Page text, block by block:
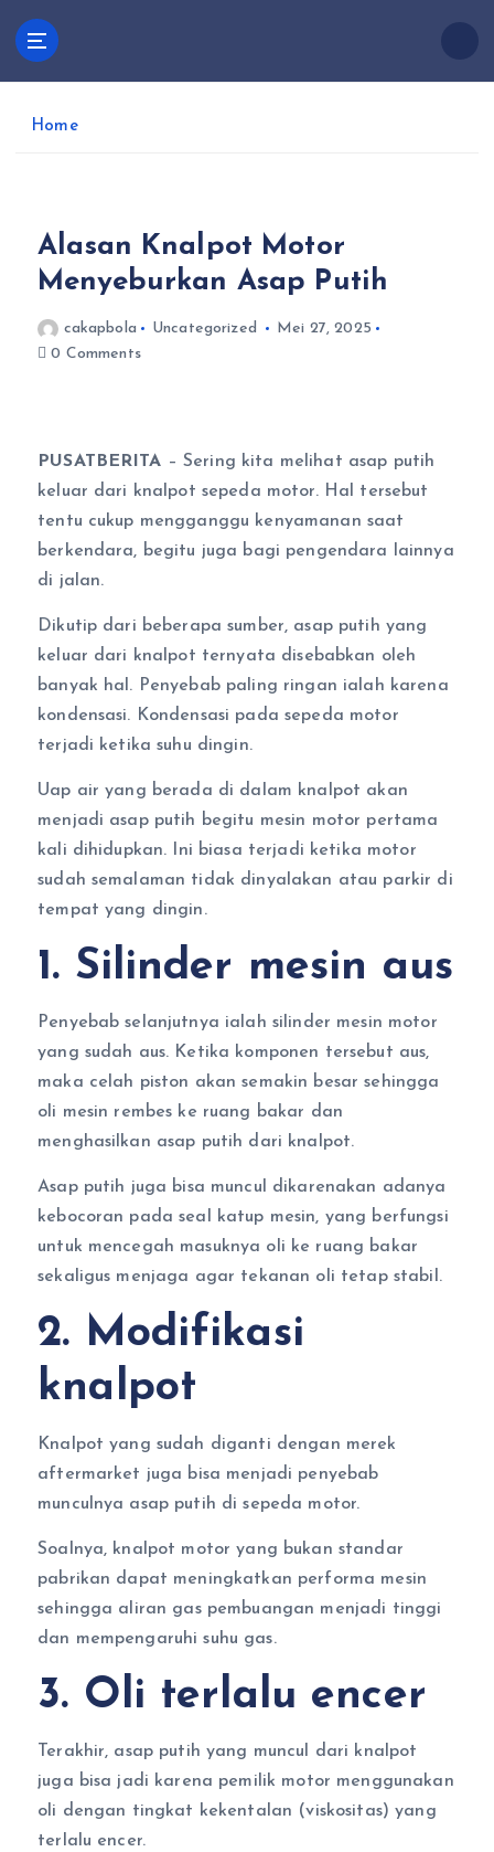
Home
Alasan Knalpot Motor
Menyeburkan Asap Putih
cakapbola Uncategorized
Mei 27, 2025
0 Comments
PUSATBERITA – Sering kita melihat asap putih
keluar dari knalpot sepeda motor. Hal tersebut
tentu cukup mengganggu kenyamanan saat
berkendara, begitu juga bagi pengendara lainnya
di jalan.
Dikutip dari beberapa sumber, asap putih yang
keluar dari knalpot ternyata disebabkan oleh
banyak hal. Penyebab paling ringan ialah karena
kondensasi. Kondensasi pada sepeda motor
terjadi ketika suhu dingin.
Uap air yang berada di dalam knalpot akan
menjadi asap putih begitu mesin motor pertama
kali dihidupkan. Ini biasa terjadi ketika motor
sudah semalaman tidak dinyalakan atau parkir di
tempat yang dingin.
1. Silinder mesin aus
Penyebab selanjutnya ialah silinder mesin motor
yang sudah aus. Ketika komponen tersebut aus,
maka celah piston akan semakin besar sehingga
oli mesin rembes ke ruang bakar dan
menghasilkan asap putih dari knalpot.
Asap putih juga bisa muncul dikarenakan adanya
kebocoran pada seal katup mesin, yang berfungsi
untuk mencegah masuknya oli ke ruang bakar
sekaligus menjaga agar tekanan oli tetap stabil.
2. Modifikasi
knalpot
Knalpot yang sudah diganti dengan merek
aftermarket juga bisa menjadi penyebab
munculnya asap putih di sepeda motor.
Soalnya, knalpot motor yang bukan standar
pabrikan dapat meningkatkan performa mesin
sehingga aliran gas pembuangan menjadi tinggi
dan mempengaruhi suhu gas.
3. Oli terlalu encer
Terakhir, asap putih yang muncul dari knalpot
juga bisa jadi karena pemilik motor menggunakan
oli dengan tingkat kekentalan (viskositas) yang
terlalu encer.